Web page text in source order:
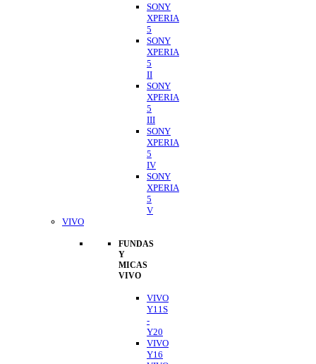
SONY
XPERIA
5
SONY
XPERIA
5
II
SONY
XPERIA
5
III
SONY
XPERIA
5
IV
SONY
XPERIA
5
V
VIVO
FUNDAS
Y
MICAS
VIVO
VIVO
Y11S
-
Y20
VIVO
Y16